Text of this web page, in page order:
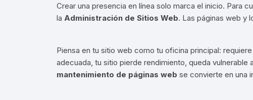
Crear una presencia en línea solo marca el inicio. Para
la Administración de Sitios Web. Las páginas web y
Piensa en tu sitio web como tu oficina principal:
adecuada, tu sitio pierde rendimiento, queda
mantenimiento de páginas web se convierte en una